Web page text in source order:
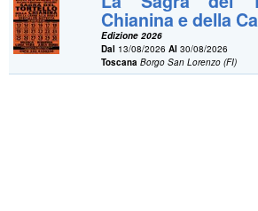
Chianina e della
Edizione 2026
Dal 13/08/2026Al 30/08/2026
Toscana Borgo San Lorenzo (FI)